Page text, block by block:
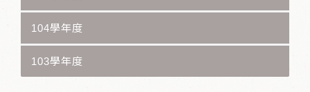
104學年度
103學年度